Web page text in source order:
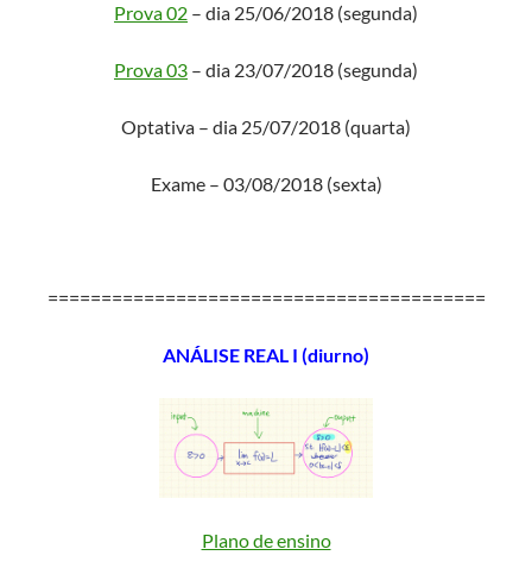
Prova 02 – dia 25/06/2018 (segunda)
Prova 03 – dia 23/07/2018 (segunda)
Optativa – dia 25/07/2018 (quarta)
Exame – 03/08/2018 (sexta)
=========================================
ANÁLISE REAL I (diurno)
Plano de ensino